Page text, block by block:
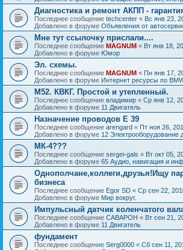
Диагностика и ремонт АКПП -
Последнее сообщение techcenter « Вс янв 23,
Добавлено в форуме Объявления от
Мне тут ссылочку прислали....
Последнее сообщение MAGNUM « Вт янв 18,
Добавлено в форуме Юмор
Эл. схемы.
Последнее сообщение MAGNUM « Пн янв 17,
Добавлено в форуме Интернет ресурсы по
М52. КВКГ. Простой и утепленный.
Последнее сообщение владимир « Ср янв 12,
Добавлено в форуме 11 Двигатель
Назначение проводов Е 39
Последнее сообщение arengard « Пт ноя 26,
Добавлено в форуме 12 Электрооборудование
МК-4???
Последнее сообщение sergei-gals « Вт окт 05,
Добавлено в форуме 65 Аудио, навигация и
Однополчане,коллеги,друзья!Ищу
бизнеса
Последнее сообщение Egor SD « Ср сен 22,
Добавлено в форуме Мир вокруг.
Импульсный датчик коленчатого
Последнее сообщение CABAPOH « Вт сен 21,
Добавлено в форуме 11 Двигатель
фундамент
Последнее сообщение Serg0000 « Сб сен 11,